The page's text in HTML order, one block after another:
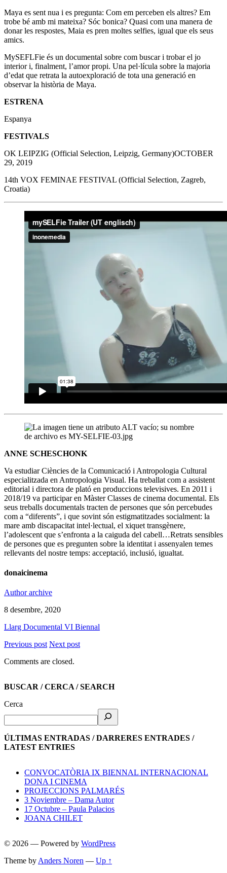
Maya es sent nua i es pregunta: Com em perceben els altres? Em
trobe bé amb mi mateixa? Sóc bonica? Quasi com una manera de
donar les respostes, Maia es pren moltes selfies, igual que els seus
amics.
MySEFLFie és un documental sobre com buscar i trobar el jo
interior i, finalment, l’amor propi. Una pel·lícula sobre la majoria
d’edat que retrata la autoexploració de tota una generació en
observar la història de Maya.
ESTRENA
Espanya
FESTIVALS
OK LEIPZIG (Official Selection, Leipzig, Germany)OCTOBER
29, 2019
14th VOX FEMINAE FESTIVAL (Official Selection, Zagreb,
Croatia)
ANNE SCHESCHONK
Va estudiar Ciències de la Comunicació i Antropologia Cultural
especialitzada en Antropologia Visual. Ha treballat com a assistent
editorial i directora de plató en produccions televisives. En 2011 i
2018/19 va participar en Màster Classes de cinema documental. Els
seus treballs documentals tracten de persones que són percebudes
com a “diferents”, i que sovint són estigmatitzades socialment: la
mare amb discapacitat intel·lectual, el xiquet transgènere,
l’adolescent que s’enfronta a la caiguda del cabell…Retrats sensibles
de persones que es pregunten sobre la identitat i assenyalen temes
rellevants del nostre temps: acceptació, inclusió, igualtat.
donaicinema
Author archive
8 desembre, 2020
Llarg Documental VI Biennal
Previous post Next post
Comments are closed.
BUSCAR / CERCA / SEARCH
Cerca
ÚLTIMAS ENTRADAS / DARRERES ENTRADES /
LATEST ENTRIES
CONVOCATÒRIA IX BIENNAL INTERNACIONAL
DONA I CINEMA
PROJECCIONS PALMARÉS
3 Noviembre – Dama Autor
17 Octubre – Paula Palacios
JOANA CHILET
© 2026 — Powered by WordPress
Theme byAnders Noren — Up ↑